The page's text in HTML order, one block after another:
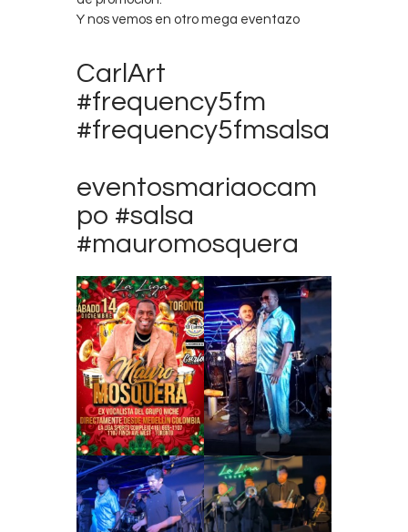
Y nos vemos en otro mega eventazo
CarlArt
#frequency5fm
#frequency5fmsalsa
eventosmariaocam
po #salsa
#mauromosquera